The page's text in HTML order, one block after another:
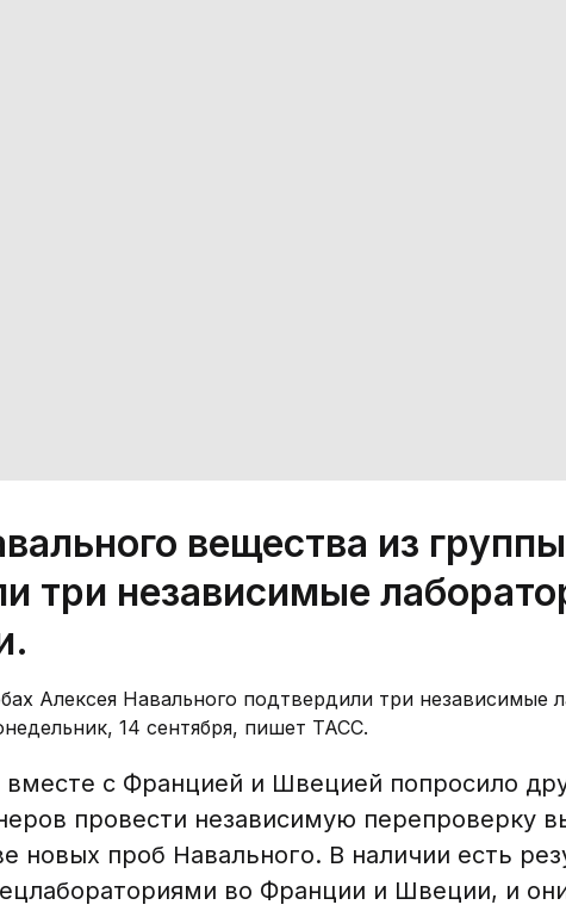
вещества из группы
три независимые
Алексея Навального подтвердили три независимые
14 сентября, пишет ТАСС.
вместе с Францией и Швецией попросило
провести независимую перепроверку
новых проб Навального. В наличии есть
во Франции и Швеции, и